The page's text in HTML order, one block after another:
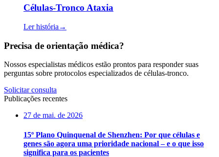
Células-Tronco Ataxia
Ler história →
Precisa de orientação médica?
Nossos especialistas médicos estão prontos para responder suas
perguntas sobre protocolos especializados de células-tronco.
Solicitar consulta
Publicações recentes
27 de mai. de 2026
15º Plano Quinquenal de Shenzhen: Por que células e
genes são agora uma prioridade nacional – e o que isso
significa para os pacientes